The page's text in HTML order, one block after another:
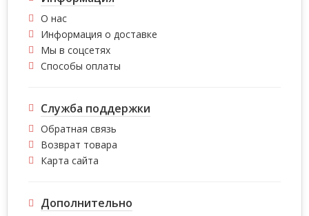
О нас
Информация о доставке
Мы в соцсетях
Способы оплаты
Служба поддержки
Обратная связь
Возврат товара
Карта сайта
Дополнительно